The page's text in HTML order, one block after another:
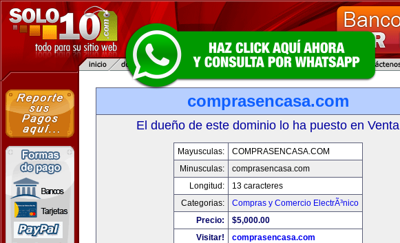
comprasencasa.com
El dueño de este dominio lo ha puesto en Venta
Mayusculas:
COMPRASENCASA.COM
Minusculas:
comprasencasa.com
Longitud:
13 caracteres
Categorias:
Compras y Comercio ElectrÃ³nico
Precio:
$5,000.00
Visitar!
comprasencasa.com